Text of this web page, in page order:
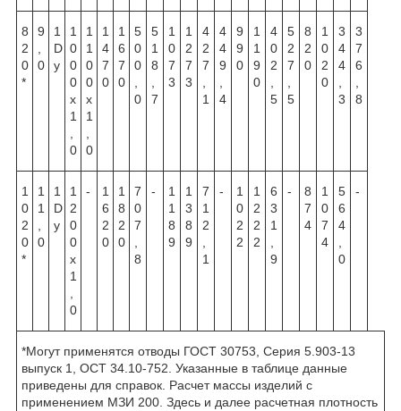
8
2
0
*
9
0
1
D
y
1
0
0
0
х
1
0
1
1
0
0
х
1
0
1
4
7
0
1
6
7
0
5
0
0
0
5
1
8
7
1
0
7
3
1
2
7
3
4
2
7
1
4
4
9
4
9
9
0
1
1
9
0
4
0
2
5
5
2
7
5
8
2
0
1
0
2
0
3
4
4
3
3
7
6
8
1
0
2
0
*
1
1
0
1
D
y
1
2
0
0
х
1
0
-
1
6
2
0
1
8
2
0
7
0
7
8
-
1
1
8
9
1
3
8
9
7
1
2
1
-
1
0
2
2
1
2
2
2
6
3
1
9
-
8
7
4
1
0
7
4
5
6
4
0
-
*Могут применятся отводы ГОСТ 30753, Серия 5.903-13
выпуск 1, ОСТ 34.10-752. Указанные в таблице данные
приведены для справок. Расчет массы изделий с
применением МЗИ 200. Здесь и далее расчетная плотность